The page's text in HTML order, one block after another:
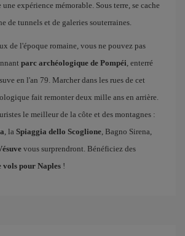
expérience mémorable. Sous terre, se cache
de tunnels et de galeries souterraines.
de l'époque romaine, vous ne pouvez pas
parc archéologique de Pompéi, enterré
en l'an 79. Marcher dans les rues de cet
fait remonter deux mille ans en arrière.
le meilleur de la côte et des montagnes :
, la Spiaggia dello Scoglione, Bagno Sirena,
vous surprendront. Bénéficiez des
vols pour Naples !